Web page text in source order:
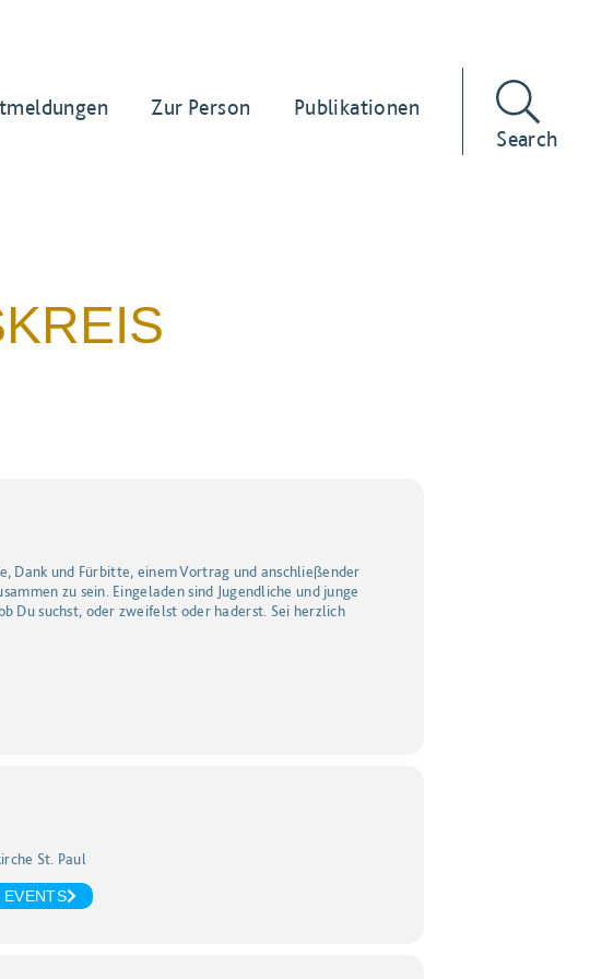
Zur Person
Publikationen
Search
Dank und Fürbitte, einem Vortrag und anschließender
zu sein. Eingeladen sind Jugendliche und junge
Du suchst, oder zweifelst oder haderst. Sei herzlich
St. Paul